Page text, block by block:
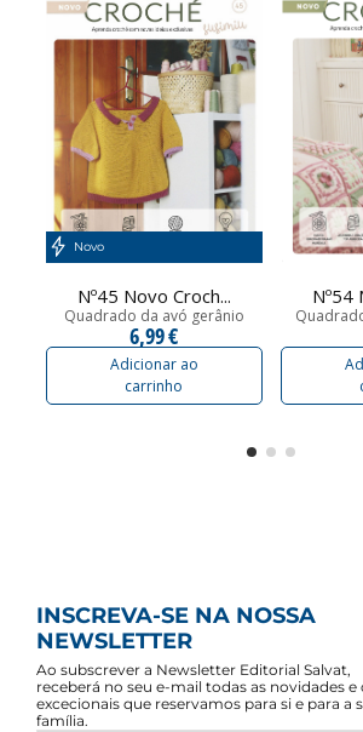
Novo
Nº45 Novo Croch...
Quadrado da avó gerânio
6,99 €
Adicionar ao
carrinho
Nº54
INSCREVA-SE NA NOSSA
NEWSLETTER
Ao subscrever a Newsletter Editorial Salvat,
receberá no seu e-mail todas as novidades e
excecionais que reservamos para si e para a
família.